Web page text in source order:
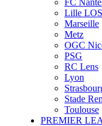
FC
Lille
Marseille
Metz
OGC
PSG
RC Lens
Lyon
Stade
Toulouse
PREMIER